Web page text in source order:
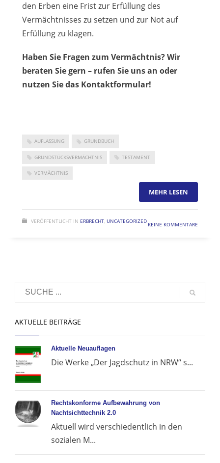
den Erben eine Frist zur Erfüllung des
Vermächtnisses zu setzen und zur Not auf
Erfüllung zu klagen.
Haben Sie Fragen zum Vermächtnis? Wir
beraten Sie gern – rufen Sie uns an oder
nutzen Sie das Kontaktformular!
AUFLASSUNG GRUNDBUCH
GRUNDSTÜCKSVERMÄCHTNIS TESTAMENT
VERMÄCHTNIS
MEHR LESEN
VERÖFFENTLICHT IN ERBRECHT, UNCATEGORIZED KEINE KOMMENTARE
AKTUELLE BEITRÄGE
Aktuelle Neuauflagen
Die Werke „Der Jagdschutz in NRW“ s...
Rechtskonforme Aufbewahrung von
Nachtsichttechnik 2.0
Aktuell wird verschiedentlich in den
sozialen M...